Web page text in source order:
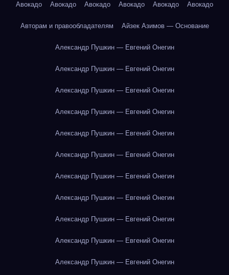
Авокадо Авокадо Авокадо Авокадо Авокадо Авокадо
Авторам и правообладателям Айзек Азимов — Основание
Александр Пушкин — Евгений Онегин
Александр Пушкин — Евгений Онегин
Александр Пушкин — Евгений Онегин
Александр Пушкин — Евгений Онегин
Александр Пушкин — Евгений Онегин
Александр Пушкин — Евгений Онегин
Александр Пушкин — Евгений Онегин
Александр Пушкин — Евгений Онегин
Александр Пушкин — Евгений Онегин
Александр Пушкин — Евгений Онегин
Александр Пушкин — Евгений Онегин